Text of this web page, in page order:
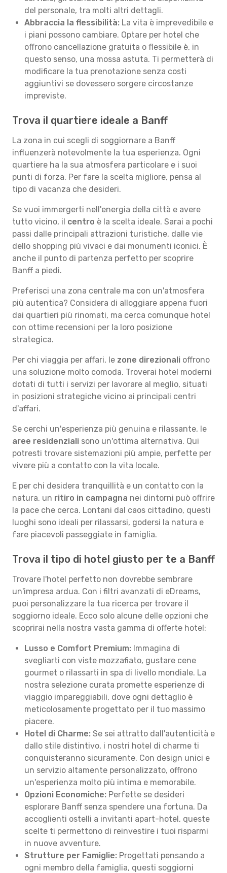
del personale, tra molti altri dettagli.
Abbraccia la flessibilità: La vita è imprevedibile e
i piani possono cambiare. Optare per hotel che
offrono cancellazione gratuita o flessibile è, in
questo senso, una mossa astuta. Ti permetterà di
modificare la tua prenotazione senza costi
aggiuntivi se dovessero sorgere circostanze
impreviste.
Trova il quartiere ideale a Banff
La zona in cui scegli di soggiornare a Banff
influenzerà notevolmente la tua esperienza. Ogni
quartiere ha la sua atmosfera particolare e i suoi
punti di forza. Per fare la scelta migliore, pensa al
tipo di vacanza che desideri.
Se vuoi immergerti nell'energia della città e avere
tutto vicino, il centro è la scelta ideale. Sarai a pochi
passi dalle principali attrazioni turistiche, dalle vie
dello shopping più vivaci e dai monumenti iconici. È
anche il punto di partenza perfetto per scoprire
Banff a piedi.
Preferisci una zona centrale ma con un'atmosfera
più autentica? Considera di alloggiare appena fuori
dai quartieri più rinomati, ma cerca comunque hotel
con ottime recensioni per la loro posizione
strategica.
Per chi viaggia per affari, le zone direzionali offrono
una soluzione molto comoda. Troverai hotel moderni
dotati di tutti i servizi per lavorare al meglio, situati
in posizioni strategiche vicino ai principali centri
d'affari.
Se cerchi un'esperienza più genuina e rilassante, le
aree residenziali sono un'ottima alternativa. Qui
potresti trovare sistemazioni più ampie, perfette per
vivere più a contatto con la vita locale.
E per chi desidera tranquillità e un contatto con la
natura, un ritiro in campagna nei dintorni può offrire
la pace che cerca. Lontani dal caos cittadino, questi
luoghi sono ideali per rilassarsi, godersi la natura e
fare piacevoli passeggiate in famiglia.
Trova il tipo di hotel giusto per te a Banff
Trovare l'hotel perfetto non dovrebbe sembrare
un'impresa ardua. Con i filtri avanzati di eDreams,
puoi personalizzare la tua ricerca per trovare il
soggiorno ideale. Ecco solo alcune delle opzioni che
scoprirai nella nostra vasta gamma di offerte hotel:
Lusso e Comfort Premium: Immagina di
svegliarti con viste mozzafiato, gustare cene
gourmet o rilassarti in spa di livello mondiale. La
nostra selezione curata promette esperienze di
viaggio impareggiabili, dove ogni dettaglio è
meticolosamente progettato per il tuo massimo
piacere.
Hotel di Charme: Se sei attratto dall'autenticità e
dallo stile distintivo, i nostri hotel di charme ti
conquisteranno sicuramente. Con design unici e
un servizio altamente personalizzato, offrono
un'esperienza molto più intima e memorabile.
Opzioni Economiche: Perfette se desideri
esplorare Banff senza spendere una fortuna. Da
accoglienti ostelli a invitanti apart-hotel, queste
scelte ti permettono di reinvestire i tuoi risparmi
in nuove avventure.
Strutture per Famiglie: Progettati pensando a
ogni membro della famiglia, questi soggiorni